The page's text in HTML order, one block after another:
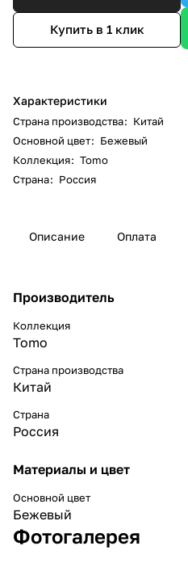
Купить в 1 клик
Характеристики
Страна производства: Китай
Основной цвет: Бежевый
Коллекция: Tomo
Страна: Россия
Описание Оплата
Производитель
Коллекция
Tomo
Страна производства
Китай
Страна
Россия
Материалы и цвет
Основной цвет
Бежевый
Фотогалерея